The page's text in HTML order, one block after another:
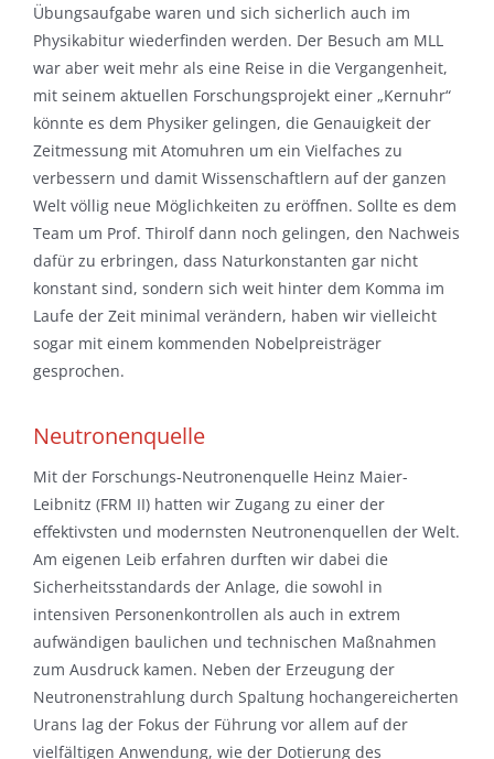
Übungsaufgabe waren und sich sicherlich auch im
Physikabitur wiederfinden werden. Der Besuch am MLL
war aber weit mehr als eine Reise in die Vergangenheit,
mit seinem aktuellen Forschungsprojekt einer „Kernuhr“
könnte es dem Physiker gelingen, die Genauigkeit der
Zeitmessung mit Atomuhren um ein Vielfaches zu
verbessern und damit Wissenschaftlern auf der ganzen
Welt völlig neue Möglichkeiten zu eröffnen. Sollte es dem
Team um Prof. Thirolf dann noch gelingen, den Nachweis
dafür zu erbringen, dass Naturkonstanten gar nicht
konstant sind, sondern sich weit hinter dem Komma im
Laufe der Zeit minimal verändern, haben wir vielleicht
sogar mit einem kommenden Nobelpreisträger
gesprochen.
Neutronenquelle
Mit der Forschungs-Neutronenquelle Heinz Maier-
Leibnitz (FRM II) hatten wir Zugang zu einer der
effektivsten und modernsten Neutronenquellen der Welt.
Am eigenen Leib erfahren durften wir dabei die
Sicherheitsstandards der Anlage, die sowohl in
intensiven Personenkontrollen als auch in extrem
aufwändigen baulichen und technischen Maßnahmen
zum Ausdruck kamen. Neben der Erzeugung der
Neutronenstrahlung durch Spaltung hochangereicherten
Urans lag der Fokus der Führung vor allem auf der
vielfältigen Anwendung, wie der Dotierung des